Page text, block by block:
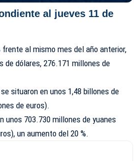
al jueves 11 de
al mismo mes del año anterior,
de dólares, 276.171 millones de
situaron en unos 1,48 billones de
de euros).
unos 703.730 millones de yuanes
un aumento del 20 %.